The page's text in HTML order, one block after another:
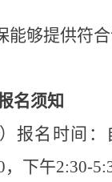
能够提供符
名须知
）报名时间
，下午2:30-